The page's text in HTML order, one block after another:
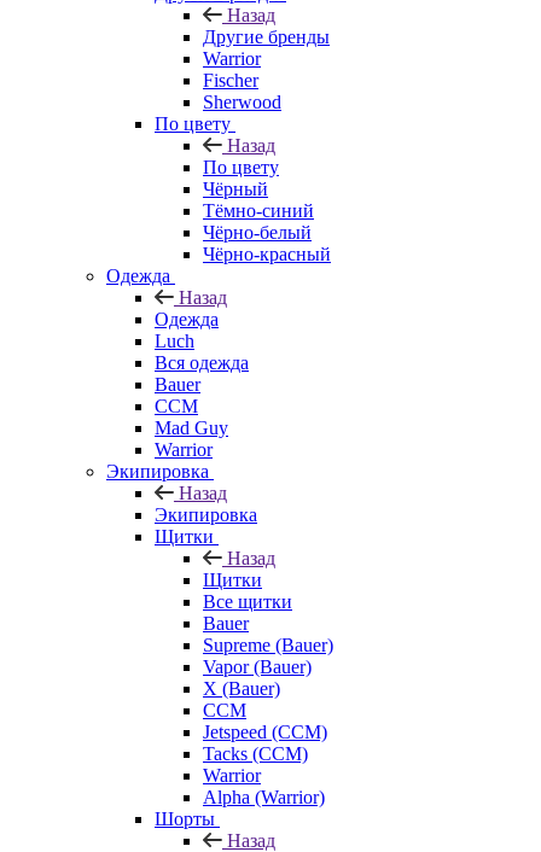
Назад
Другие бренды
Warrior
Fischer
Sherwood
По цвету
Назад
По цвету
Чёрный
Тёмно-синий
Чёрно-белый
Чёрно-красный
Одежда
Назад
Одежда
Luch
Вся одежда
Bauer
CCM
Mad Guy
Warrior
Экипировка
Назад
Экипировка
Щитки
Назад
Щитки
Все щитки
Bauer
Supreme (Bauer)
Vapor (Bauer)
X (Bauer)
CCM
Jetspeed (CCM)
Tacks (CCM)
Warrior
Alpha (Warrior)
Шорты
Назад